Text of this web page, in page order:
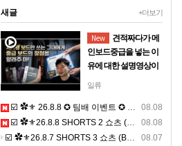
+더보기
새글
New
견적짜다가 메
인보드중급을 넣는 이
유에 대한 설명영상이
보드를 저가형넣으면
왜안되는지 이해되는
영상올립니다사람의
일류
08.08
☑️ ✿⚜ 26.8.8 ✪ 팀배 이벤트 ✪ 4K ⚜✿
08.08
☑️ ✿⚜26.8.8 SHORTS 2 쇼츠 (BGM) ⚜✿
08.07
☑️ ✿⚜26.8.7 SHORTS 3 쇼츠 (BGM) ⚜✿